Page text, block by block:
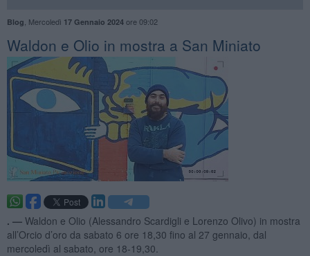
Blog Mercoledì 17 Gennaio 2024ore 09:02
​Waldon e Olio in mostra a San Miniato
. — Waldon e Olio (Alessandro Scardigli e Lorenzo Olivo) in mostra
all’Orcio d’oro da sabato 6 ore 18,30 fino al 27 gennaio, dal
mercoledì al sabato, ore 18-19,30.